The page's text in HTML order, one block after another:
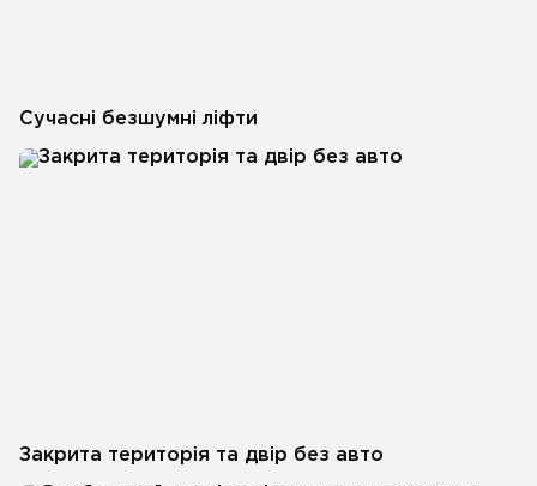
Сучасні безшумні ліфти
Закрита територія та двір без авто